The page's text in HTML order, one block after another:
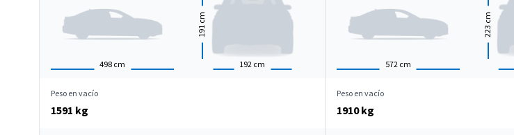
498 cm 192 cm
191
cm
572 cm
223
cm
Peso en vacío
1591 kg
Peso en vacío
1910 kg